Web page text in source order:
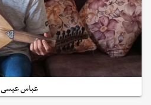
عباس عيسى